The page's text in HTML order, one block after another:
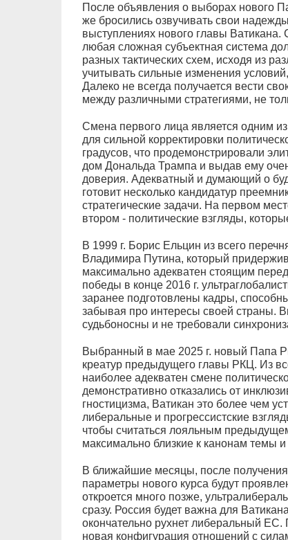
После объявления о выборах нового
же бросились озвучивать свои
выступлениях нового главы
любая сложная субъектная система
разных тактических схем, исходя из
учитывать сильные изменения
Далеко не всегда получается вести
между различными стратегиями, не
Смена первого лица является одним
для сильной корректировки
градусов, что продемонстрировали
дом Дональда Трампа и выдав ему
доверия. Адекватный и думающий о
готовит несколько кандидатур
стратегические задачи. На первом
втором - политические взгляды,
В 1999 г. Борис Ельцин из всего
Владимира Путина, который
максимально адекватен стоящим
победы в конце 2016 г.
заранее подготовлены кадры,
забывая про интересы своей страны.
судьбоносны и не требовали
Выбранный в мае 2025 г. новый Папа
креатур предыдущего главы РКЦ. Из
наиболее адекватен смене
демонстративно отказались от
гностицизма, Ватикан это более чем
либеральные и прогрессистские
чтобы считаться лояльным
максимально близкие к канонам темы
В ближайшие месяцы, после
параметры нового курса будут
откроется много позже,
сразу. Россия будет важна для
окончательно рухнет либеральный
новая конфигурация отношений с